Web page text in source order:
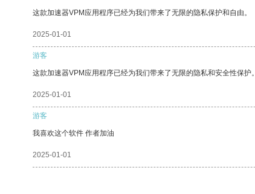
这款加速器VPM应用程序已经为我们带来了无限的隐私保护和自由。
2025-01-01
游客
这款加速器VPM应用程序已经为我们带来了无限的隐私和安全性保护。
2025-01-01
游客
我喜欢这个软件 作者加油
2025-01-01